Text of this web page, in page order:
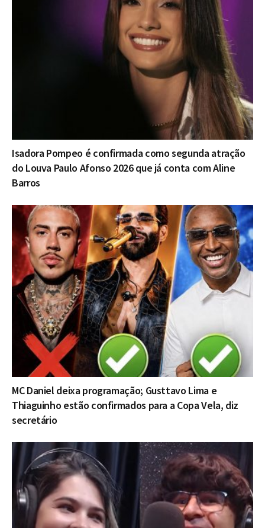
Isadora Pompeo é confirmada como segunda atração
do Louva Paulo Afonso 2026 que já conta com Aline
Barros
MC Daniel deixa programação; Gusttavo Lima e
Thiaguinho estão confirmados para a Copa Vela, diz
secretário